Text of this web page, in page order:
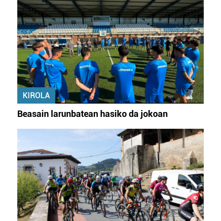
zure baimena Cookieen adierazpenean.
Webgune honek cookie propioak eta hirugarrenen cookie-
fitxategiak erabiltzen ditu. Zure esperientzia eta
zerbitzuak hobetzeko asmoz, cookie teknologiaz
baliatzen gara. Ohar hau onartuz gero, teknologia hori
erabiltzeko baimen esplizitua ematen diguzu.Gehiago
irakurri
KIROLA
Beasain larunbatean hasiko da jokoan